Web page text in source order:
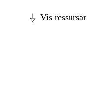
Vis ressursar